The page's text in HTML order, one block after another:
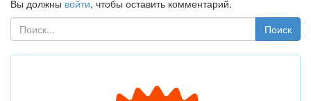
Вы должны войти, чтобы оставить комментарий.
Поиск